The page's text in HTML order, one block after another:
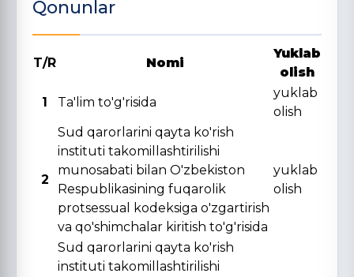
Qonunlar
T/R Nomi
Yuklab
olish
1
Ta'lim to'g'risida
yuklab
olish
2
Sud qarorlarini qayta ko'rish
instituti takomillashtirilishi
munosabati bilan O'zbekiston
Respublikasining fuqarolik
protsessual kodeksiga o'zgartirish
va qo'shimchalar kiritish to'g'risida
yuklab
olish
Sud qarorlarini qayta ko'rish
instituti takomillashtirilishi